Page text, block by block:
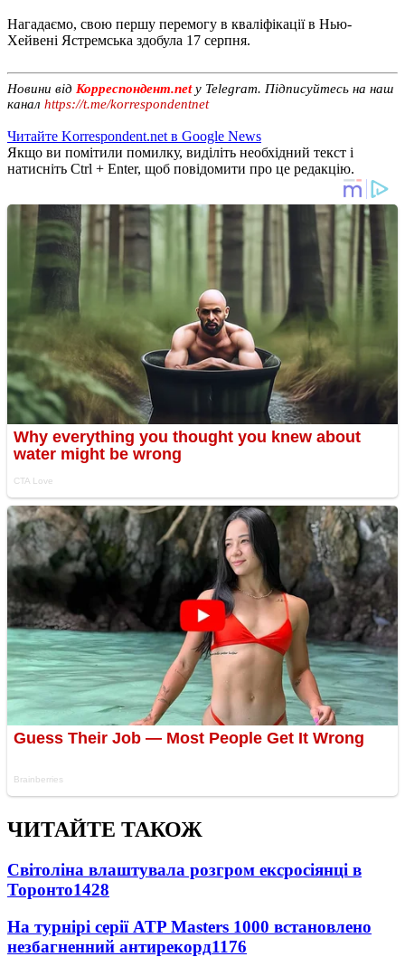
Нагадаємо, свою першу перемогу в кваліфікації в Нью-
Хейвені Ястремська здобула 17 серпня.
Новини від Корреспондент.netу Telegram. Підписуйтесь на наш
канал https://t.me/korrespondentnet
Читайте Korrespondent.net в Google News
Якщо ви помітили помилку, виділіть необхідний текст і
натисніть Ctrl + Enter, щоб повідомити про це редакцію.
ЧИТАЙТЕ ТАКОЖ
Світоліна влаштувала розгром ексросіянці в
Торонто1428
На турнірі серії ATP Masters 1000 встановлено
незбагненний антирекорд1176